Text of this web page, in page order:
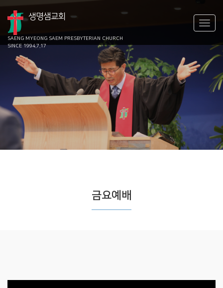
생명샘교회
SAENG MYEONG SAEM PRESBYTERIAN CHURCH
SINCE 1994.7.17
금요예배